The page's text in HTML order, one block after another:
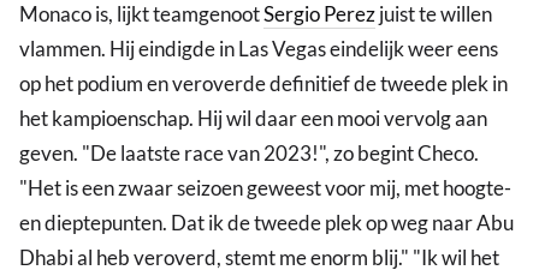
Monaco is, lijkt teamgenootSergio Perezjuist te willen
vlammen. Hij eindigde in Las Vegas eindelijk weer eens
op het podium en veroverde definitief de tweede plek in
het kampioenschap. Hij wil daar een mooi vervolg aan
geven. "De laatste race van 2023!", zo begint Checo.
"Het is een zwaar seizoen geweest voor mij, met hoogte-
en dieptepunten. Dat ik de tweede plek op weg naar Abu
Dhabi al heb veroverd, stemt me enorm blij." "Ik wil het